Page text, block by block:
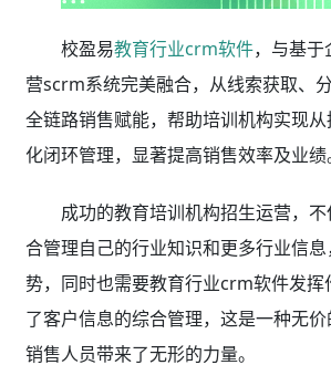
校盈易教育行业crm软件，与基于
营scrm系统完美融合，从线索获取、
全链路销售赋能，帮助培训机构实现
化闭环管理，显著提高销售效率及业绩
成功的教育培训机构招生运营，
合管理自己的行业知识和更多行业信
势，同时也需要教育行业crm软件发挥
了客户信息的综合管理，这是一种无
销售人员带来了无形的力量。